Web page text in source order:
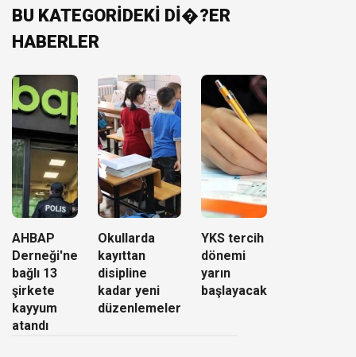
BU KATEGORİDEKİ Dİ�?ER
HABERLER
AHBAP
Derneği'ne
bağlı 13
şirkete
kayyum
atandı
Okullarda
kayıttan
disipline
kadar yeni
düzenlemeler
YKS tercih
dönemi
yarın
başlayacak